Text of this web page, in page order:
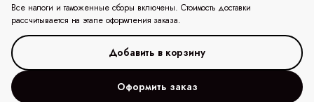
Все налоги и таможенные сборы включены. Стоимость доставки
рассчитывается на этапе оформления заказа.
Оформить заказ